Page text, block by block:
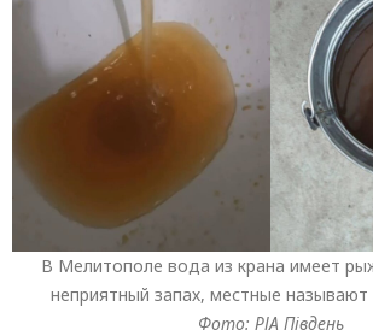
В Мелитополе вода из крана имеет
неприятный запах, местные
Фото: РІА Південь